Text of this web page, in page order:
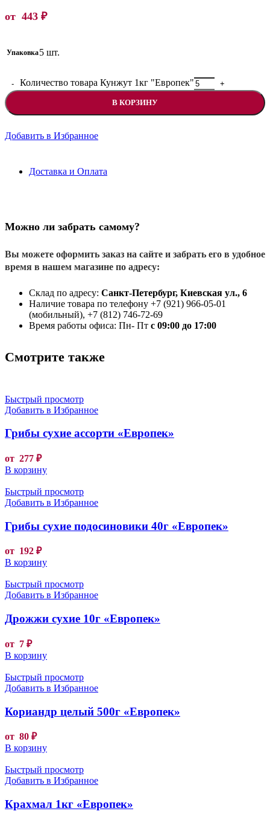
от 443 ₽
Упаковка5 шт.
Количество товара Кунжут 1кг "Европек"
В КОРЗИНУ
Добавить в Избранное
Доставка и Оплата
Можно ли забрать самому?
Вы можете оформить заказ на сайте и забрать его в удобное
время в нашем магазине по адресу:
Склад по адресу: Санкт-Петербург, Киевская ул., 6
Наличие товара по телефону +7 (921) 966-05-01
(мобильный), +7 (812) 746-72-69
Время работы офиса: Пн- Пт с 09:00 до 17:00
Смотрите также
Быстрый просмотр
Добавить в Избранное
Грибы сухие ассорти «Европек»
от 277 ₽
В корзину
Быстрый просмотр
Добавить в Избранное
Грибы сухие подосиновики 40г «Европек»
от 192 ₽
В корзину
Быстрый просмотр
Добавить в Избранное
Дрожжи сухие 10г «Европек»
от 7 ₽
В корзину
Быстрый просмотр
Добавить в Избранное
Кориандр целый 500г «Европек»
от 80 ₽
В корзину
Быстрый просмотр
Добавить в Избранное
Крахмал 1кг «Европек»